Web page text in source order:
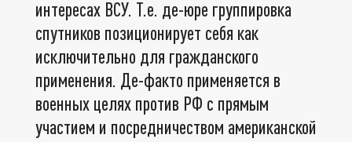
интересах ВСУ. Т.е. де-юре группировка
спутников позиционирует себя как
исключительно для гражданского
применения. Де-факто применяется в
военных целях против РФ с прямым
участием и посредничеством американской